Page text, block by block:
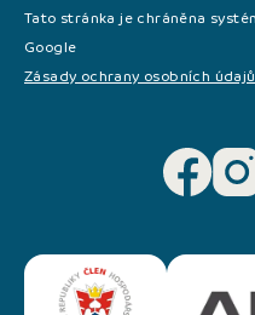
Tato stránka je chráněna
Google
Zásady ochrany osobních údajů